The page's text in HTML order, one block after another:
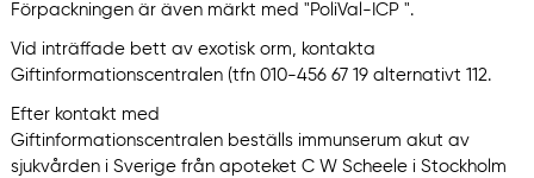
Förpackningen är även märkt med "PoliVal-ICP ".
Vid inträffade bett av exotisk orm, kontakta
Giftinformationscentralen (tfn 010-456 67 19 alternativt 112.
Efter kontakt med
Giftinformationscentralen beställs immunserum akut av
sjukvården i Sverige från apoteket C W Scheele i Stockholm